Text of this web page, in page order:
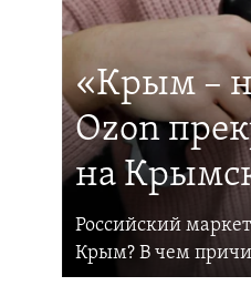
«Крым –
Ozon
на
Российский
Крым? В чем